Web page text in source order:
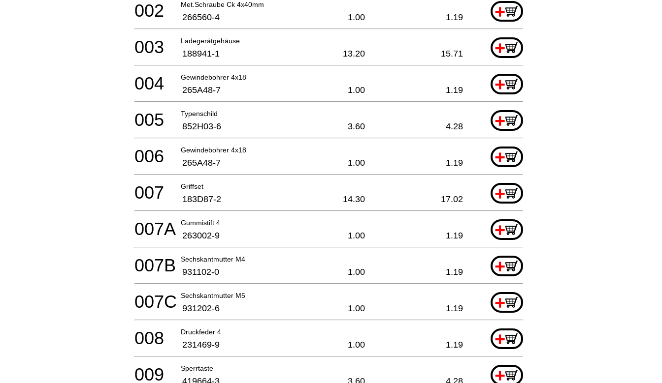
Met.Schraube Ck 4x40mm +
002 266560-4 1.00 1.19
Ladegerätgehäuse +
003 188941-1 13.20 15.71
Gewindebohrer 4x18 +
004 265A48-7 1.00 1.19
Typenschild +
005 852H03-6 3.60 4.28
Gewindebohrer 4x18 +
006 265A48-7 1.00 1.19
Griffset +
007 183D87-2 14.30 17.02
Gummistift 4 +
007A 263002-9 1.00 1.19
Sechskantmutter M4 +
007B 931102-0 1.00 1.19
Sechskantmutter M5 +
007C 931202-6 1.00 1.19
Druckfeder 4 +
008 231469-9 1.00 1.19
Sperrtaste +
009